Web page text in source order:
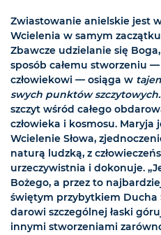
Zwiastowanie anielskie jest
Wcielenia w samym
Zbawcze udzielanie się
sposób całemu stworzeniu
człowiekowi — osiąga w
swych punktów szczytowych.
szczyt wśród całego
człowieka i kosmosu. Maryja
Wcielenie Słowa,
naturą ludzką, z
urzeczywistnia i dokonuje.
Bożego, a przez to
świętym przybytkiem Ducha
darowi szczególnej łaski
innymi stworzeniami